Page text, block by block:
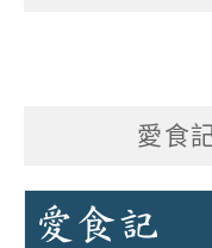
愛食